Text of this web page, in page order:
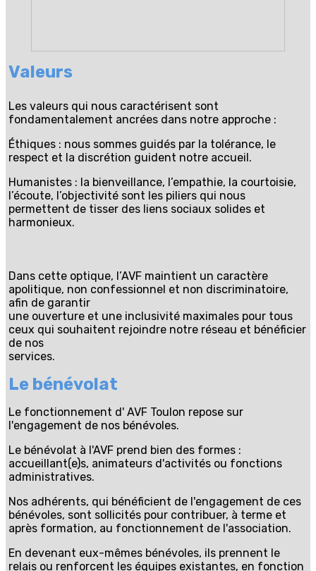
Valeurs
Les valeurs qui nous caractérisent sont
fondamentalement ancrées dans notre approche :
Éthiques : nous sommes guidés par la tolérance, le
respect et la discrétion guident notre accueil.
Humanistes : la bienveillance, l’empathie, la courtoisie,
l’écoute, l’objectivité sont les piliers qui nous
permettent de tisser des liens sociaux solides et
harmonieux.
Dans cette optique, l’AVF maintient un caractère
apolitique, non confessionnel et non discriminatoire,
afin de garantir
une ouverture et une inclusivité maximales pour tous
ceux qui souhaitent rejoindre notre réseau et bénéficier
de nos
services.
Le bénévolat
Le fonctionnement d' AVF Toulon repose sur
l'engagement de nos bénévoles.
Le bénévolat à l'AVF prend bien des formes :
accueillant(e)s, animateurs d'activités ou fonctions
administratives.
Nos adhérents, qui bénéficient de l'engagement de ces
bénévoles, sont sollicités pour contribuer, à terme et
après formation, au fonctionnement de l'association.
En devenant eux-mêmes bénévoles, ils prennent le
relais ou renforcent les équipes existantes, en fonction